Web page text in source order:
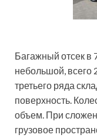
Багажный отсек в
небольшой, всего
третьего ряда
поверхность.
объем. При
грузовое